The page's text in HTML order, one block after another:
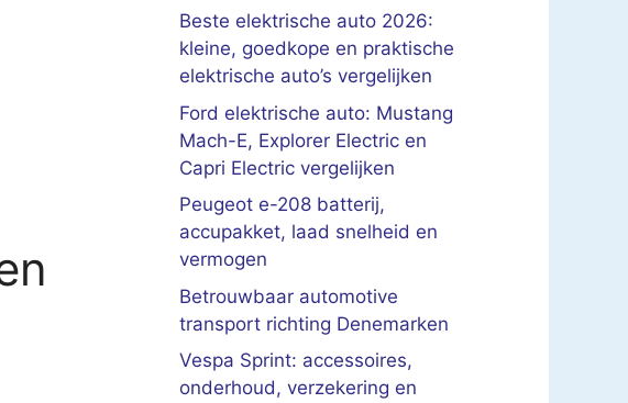
Beste elektrische auto 2026:
kleine, goedkope en praktische
elektrische auto’s vergelijken
Ford elektrische auto: Mustang
Mach-E, Explorer Electric en
Capri Electric vergelijken
Peugeot e-208 batterij,
accupakket, laad snelheid en
vermogen
Betrouwbaar automotive
transport richting Denemarken
Vespa Sprint: accessoires,
onderhoud, verzekering en